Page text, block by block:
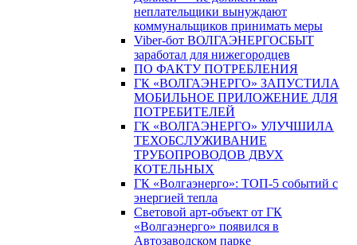
неплательщики вынуждают
коммунальщиков принимать меры
Viber-бот ВОЛГАЭНЕРГОСБЫТ
заработал для нижегородцев
ПО ФАКТУ ПОТРЕБЛЕНИЯ
ГК «ВОЛГАЭНЕРГО» ЗАПУСТИЛА
МОБИЛЬНОЕ ПРИЛОЖЕНИЕ ДЛЯ
ПОТРЕБИТЕЛЕЙ
ГК «ВОЛГАЭНЕРГО» УЛУЧШИЛА
ТЕХОБСЛУЖИВАНИЕ
ТРУБОПРОВОДОВ ДВУХ
КОТЕЛЬНЫХ
ГК «Волгаэнерго»: ТОП-5 событий с
энергией тепла
Световой арт-объект от ГК
«Волгаэнерго» появился в
Автозаводском парке